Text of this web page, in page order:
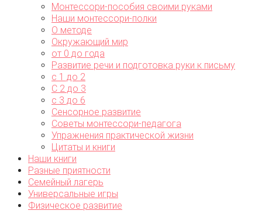
Монтессори-пособия своими руками
Наши монтессори-полки
О методе
Окружающий мир
от 0 до года
Развитие речи и подготовка руки к письму
с 1 до 2
С 2 до 3
с 3 до 6
Сенсорное развитие
Советы монтессори-педагога
Упражнения практической жизни
Цитаты и книги
Наши книги
Разные приятности
Семейный лагерь
Универсальные игры
Физическое развитие